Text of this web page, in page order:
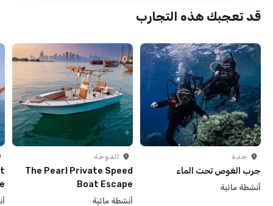
قد تعجبك هذه التجارب
جدة
جرب الغوص تحت الماء
أنشطة مائية
الدوحة
The Pearl Private Speed
Boat Escape
أنشطة مائية